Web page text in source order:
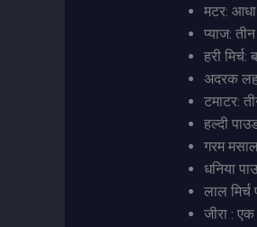
मटर:
प्याज:
हरी
अदरक
टमाटर:
हल्दी
गरम
धनिया
लाल मिर्च
जीरा :